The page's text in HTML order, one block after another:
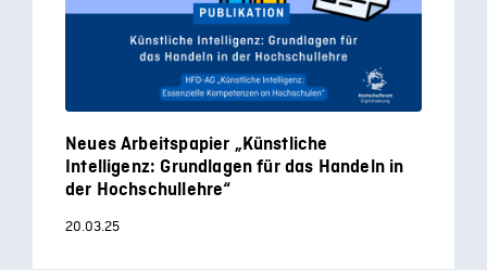
Neues Arbeitspapier „Künstliche
Intelligenz: Grundlagen für das Handeln in
der Hochschullehre“
20.03.25